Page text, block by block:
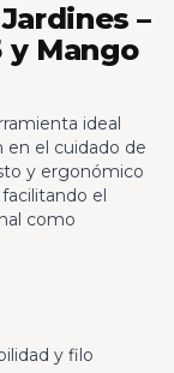
–
y Mango
ideal
en el cuidado de
y ergonómico
el
como
y filo